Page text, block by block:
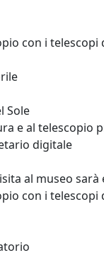
con i telescopi
Sole
e al telescopio
digitale
al museo
con i telescopi